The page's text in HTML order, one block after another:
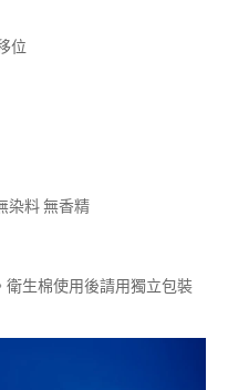
位
染料 無香精
生棉使用後請用獨立包裝